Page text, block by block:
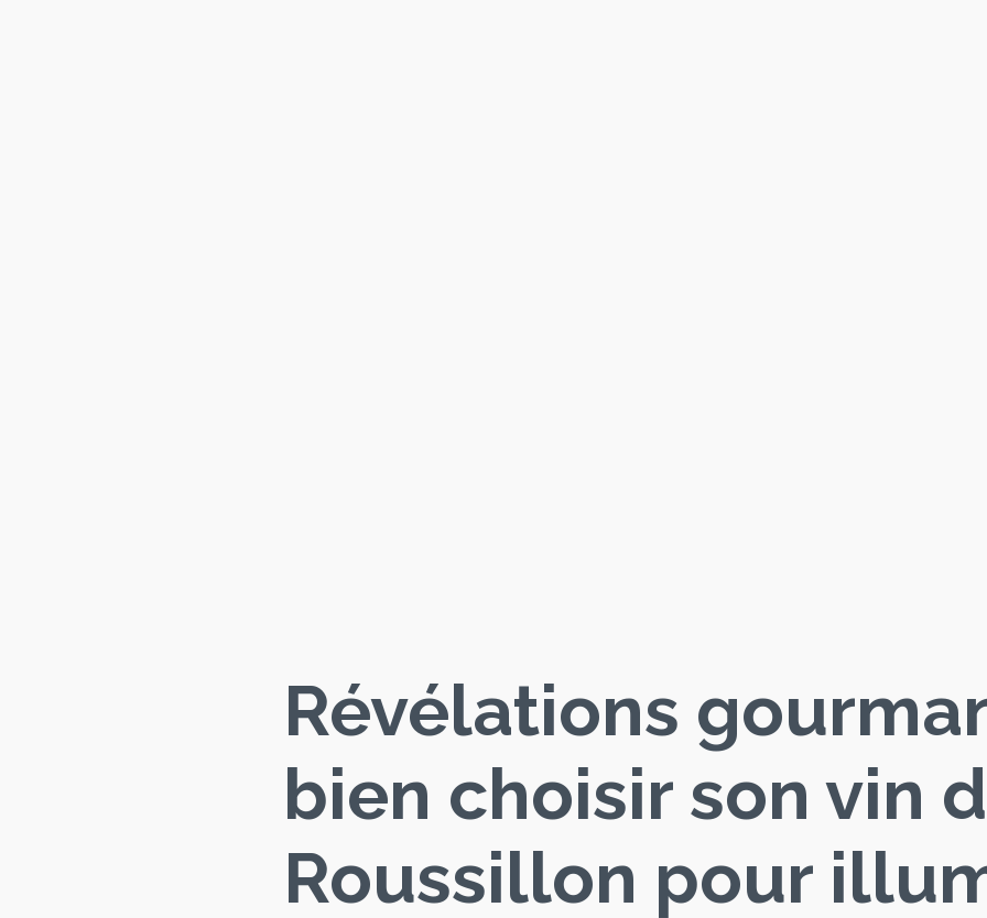
Révélations
bien choisir son vin
Roussillon pour